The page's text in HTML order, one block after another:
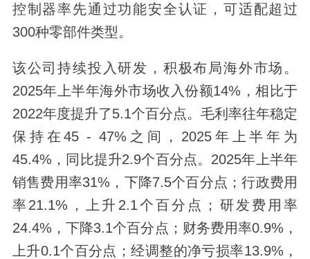
控制器率先通过功能安全认证，可适配超过
300种零部件类型。
该公司持续投入研发，积极布局海外市场。
2025年上半年海外市场收入份额14%，相比于
2022年度提升了5.1个百分点。毛利率往年稳定
保持在45 - 47%之间，2025年上半年为
45.4%，同比提升2.9个百分点。2025年上半年
销售费用率31%，下降7.5个百分点；行政费用
率21.1%，上升2.1个百分点；研发费用率
24.4%，下降3.1个百分点；财务费用率0.9%，
上升0.1个百分点；经调整的净亏损率13.9%，